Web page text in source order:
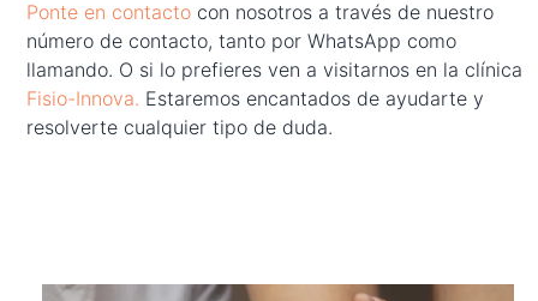
Ponte en contacto con nosotros a través de nuestro
número de contacto, tanto por WhatsApp como
llamando. O si lo prefieres ven a visitarnos en la clínica
Fisio-Innova. Estaremos encantados de ayudarte y
resolverte cualquier tipo de duda.